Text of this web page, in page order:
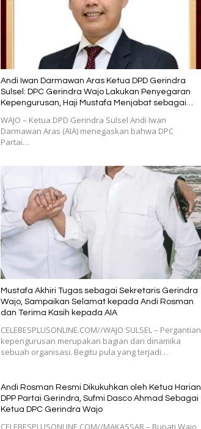
Andi Iwan Darmawan Aras Ketua DPD Gerindra
Sulsel: DPC Gerindra Wajo Lakukan Penyegaran
Kepengurusan, Haji Mustafa Menjabat sebagai
WAJO – Ketua DPD Gerindra Sulsel Andi Iwan
Darmawan Aras (AIA) menegaskan bahwa DPC
Partai…
Mustafa Akhiri Tugas sebagai Sekretaris Gerindra
Wajo, Sampaikan Selamat kepada Andi Rosman
dan Terima Kasih kepada AIA
CELEBESPLUSONLINE.COM//WAJO SULSEL – Pergantian
kepengurusan merupakan bagian dari dinamika
sebuah organisasi. Begitu pula yang terjadi…
Andi Rosman Resmi Dikukuhkan oleh Ketua Harian
DPP Partai Gerindra, Sufmi Dasco Ahmad Sebagai
Ketua DPC Gerindra Wajo
CELEBESPLUSONLINE.COM//MAKASSAR – Bupati Wajo